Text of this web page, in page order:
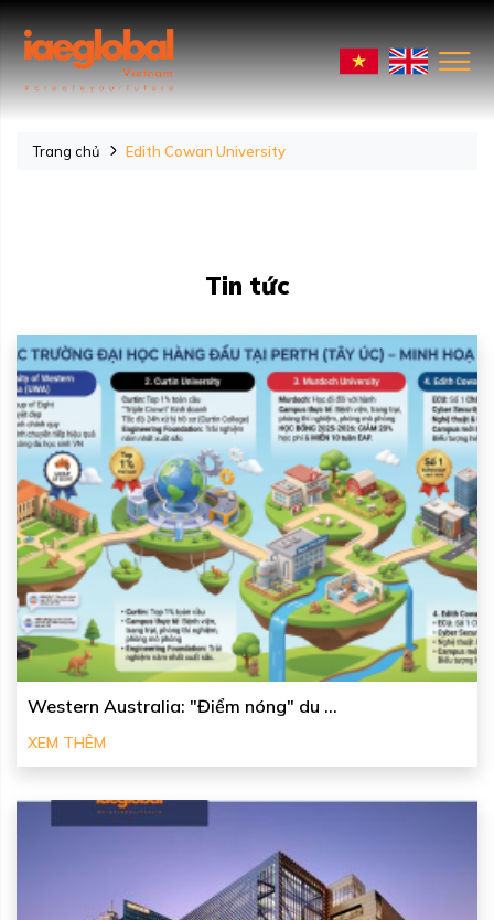
Trang chủ Edith Cowan University
Tin tức
Western Australia: "Điểm nóng" du ...
XEM THÊM